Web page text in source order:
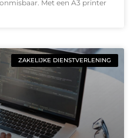
Met een A3 printer
ZAKELIJKE DIENSTVERLENING